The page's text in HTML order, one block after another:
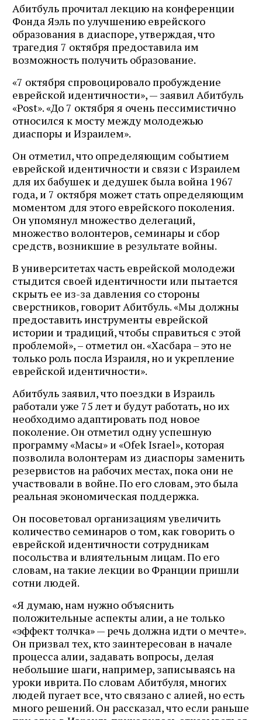
Абитбуль прочитал лекцию на конференции
Фонда Яэль по улучшению еврейского
образования в диаспоре, утверждая, что
трагедия 7 октября предоставила им
возможность получить образование.
«7 октября спровоцировало пробуждение
еврейской идентичности», — заявил Абитбуль
«Post». «До 7 октября я очень пессимистично
относился к мосту между молодежью
диаспоры и Израилем».
Он отметил, что определяющим событием
еврейской идентичности и связи с Израилем
для их бабушек и дедушек была война 1967
года, и 7 октября может стать определяющим
моментом для этого еврейского поколения.
Он упомянул множество делегаций,
множество волонтеров, семинары и сбор
средств, возникшие в результате войны.
В университетах часть еврейской молодежи
стыдится своей идентичности или пытается
скрыть ее из-за давления со стороны
сверстников, говорит Абитбуль. «Мы должны
предоставить инструменты еврейской
истории и традиций, чтобы справиться с этой
проблемой», – отметил он. «Хасбара – это не
только роль посла Израиля, но и укрепление
еврейской идентичности».
Абитбуль заявил, что поездки в Израиль
работали уже 75 лет и будут работать, но их
необходимо адаптировать под новое
поколение. Он отметил одну успешную
программу «Масы» и «Ofek Israel», которая
позволила волонтерам из диаспоры заменить
резервистов на рабочих местах, пока они не
участвовали в войне. По его словам, это была
реальная экономическая поддержка.
Он посоветовал организациям увеличить
количество семинаров о том, как говорить о
еврейской идентичности сотрудникам
посольства и влиятельным лицам. По его
словам, на такие лекции во Франции пришли
сотни людей.
«Я думаю, нам нужно объяснить
положительные аспекты алии, а не только
«эффект толчка» — речь должна идти о мечте».
Он призвал тех, кто заинтересован в начале
процесса алии, задавать вопросы, делая
небольшие шаги, например, записываясь на
уроки иврита. По словам Абитбуля, многих
людей пугает все, что связано с алией, но есть
много решений. Он рассказал, что если раньше